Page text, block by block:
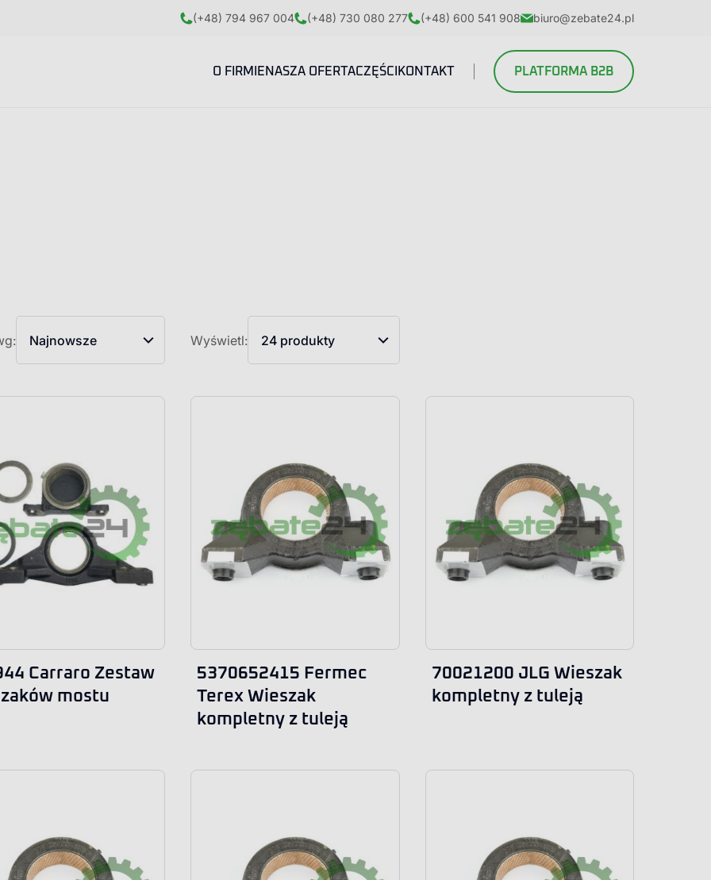
(+48) 794 967 004 (+48) 730 080 277 (+48) 600 541 908 biuro@zebate24.pl
O FIRMIE NASZA OFERTACZĘŚCI KONTAKT PLATFORMA B2B
Najnowsze Wyświetl: 24 produkty
Carraro Zestaw
mostu
5370652415 Fermec
Terex Wieszak
kompletny z tuleją
70021200 JLG Wieszak
kompletny z tuleją